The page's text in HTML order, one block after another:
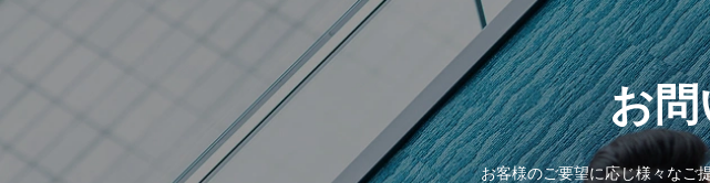
お問
お客様のご要望に応じ様々なご